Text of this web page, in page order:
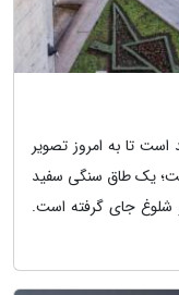
تا به امروز تصویر
یک طاق سنگی سفید
عظیم و شلوغ جای گرفته است.